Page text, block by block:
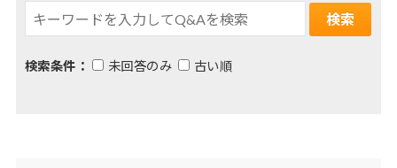
検索条件： 未回答のみ 古い順